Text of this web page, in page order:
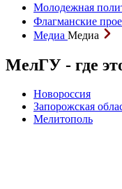
Молодежная
Флагманские
Медиа Медиа
МелГУ - где
Новороссия
Запорожская
Мелитополь